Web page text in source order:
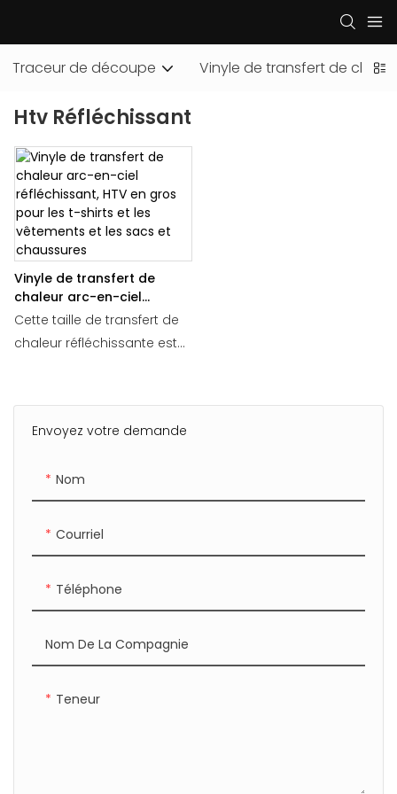
Traceur de découpe Vinyle de transfert de
Htv Réfléchissant
Envoyez votre demande
Nom
Courriel
Téléphone
Nom De La Compagnie
Teneur
Vinyle de transfert de
chaleur arc-en-ciel
réfléchissant, HTV en gros
pour les t-shirts et les
vêtements et les sacs et
Cette taille de transfert de
chaleur réfléchissante est
32x5x5cm pour chaque
Le matériau est des pes
Méthode de pelage:
refroidisse ou chaud